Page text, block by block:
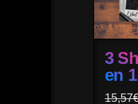
3
en
15,57